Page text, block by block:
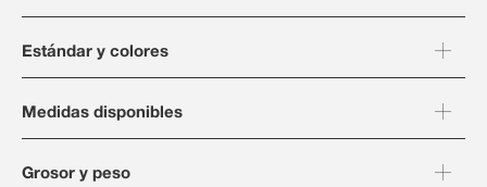
Estándar y colores
Medidas disponibles
Grosor y peso